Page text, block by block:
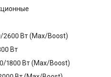
2600 Вт (Max/Boost)
Вт
1800 Вт (Max/Boost)